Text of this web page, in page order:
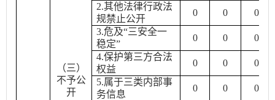
（三）
不予公
开
2.其他法律行政法
规禁止公开
0 0
0
3.危及“三安全一
稳定”
0 0
0
4.保护第三方合法
权益
0 0
0
5.属于三类内部事
务信息
0 0
0